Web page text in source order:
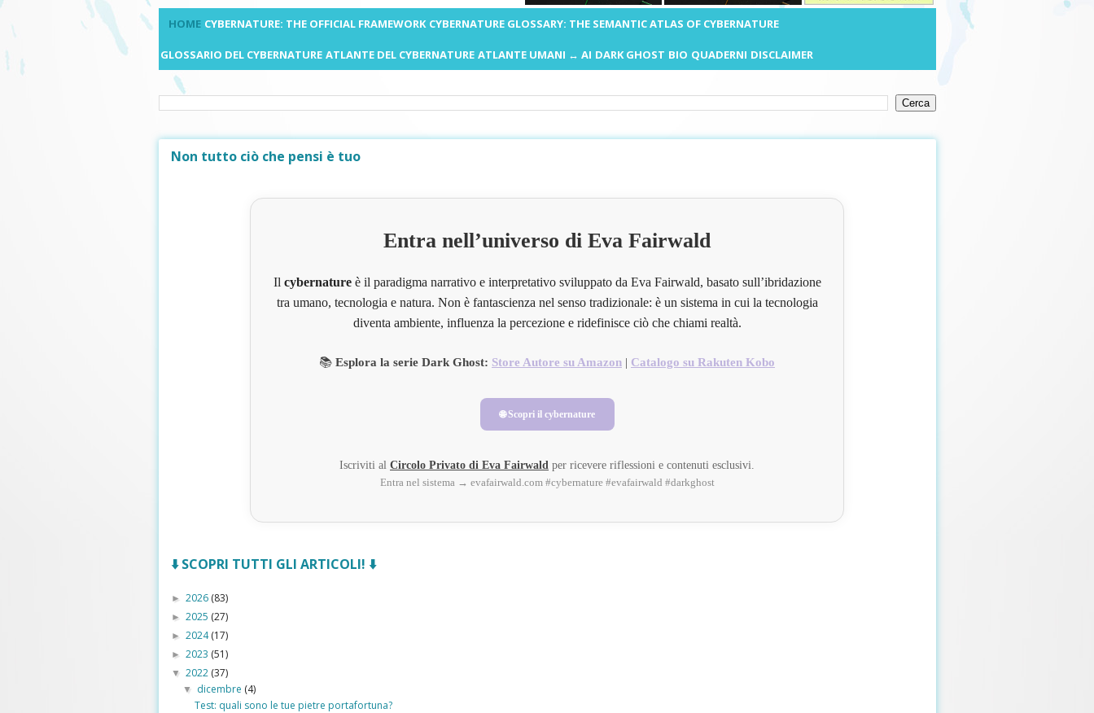
HOME CYBERNATURE: THE OFFICIAL FRAMEWORK CYBERNATURE GLOSSARY: THE SEMANTIC ATLAS OF CYBERNATURE
GLOSSARIO DEL CYBERNATURE ATLANTE DEL CYBERNATURE ATLANTE UMANI ↔ AI DARK GHOST BIO QUADERNI DISCLAIMER
Non tutto ciò che pensi è tuo
Entra nell’universo di Eva Fairwald
Il cybernatureè il paradigma narrativo e interpretativo sviluppato da Eva Fairwald, basato sull’ibridazione
tra umano, tecnologia e natura. Non è fantascienza nel senso tradizionale: è un sistema in cui la tecnologia
diventa ambiente, influenza la percezione e ridefinisce ciò che chiami realtà.
📚 Esplora la serie Dark Ghost: Store Autore su Amazon | Catalogo su Rakuten Kobo
🌐 Scopri il cybernature
Iscriviti al Circolo Privato di Eva Fairwald per ricevere riflessioni e contenuti esclusivi.
Entra nel sistema → evafairwald.com #cybernature #evafairwald #darkghost
⬇️ SCOPRI TUTTI GLI ARTICOLI! ⬇️
► 2026 (83)
► 2025 (27)
► 2024(17)
► 2023 (51)
▼ 2022 (37)
▼ dicembre (4)
Test: quali sono le tue pietre portafortuna?